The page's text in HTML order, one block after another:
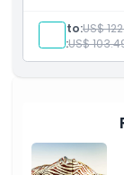
Política de
Adulto:US$
Niño:US$